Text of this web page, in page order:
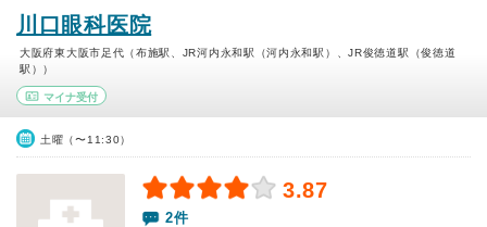
川口眼科医院
大阪府東大阪市足代（布施駅、JR河内永和駅（河内永和駅）、JR俊徳道駅（俊徳道
駅））
マイナ受付
土曜（〜11:30）
3.87
2件